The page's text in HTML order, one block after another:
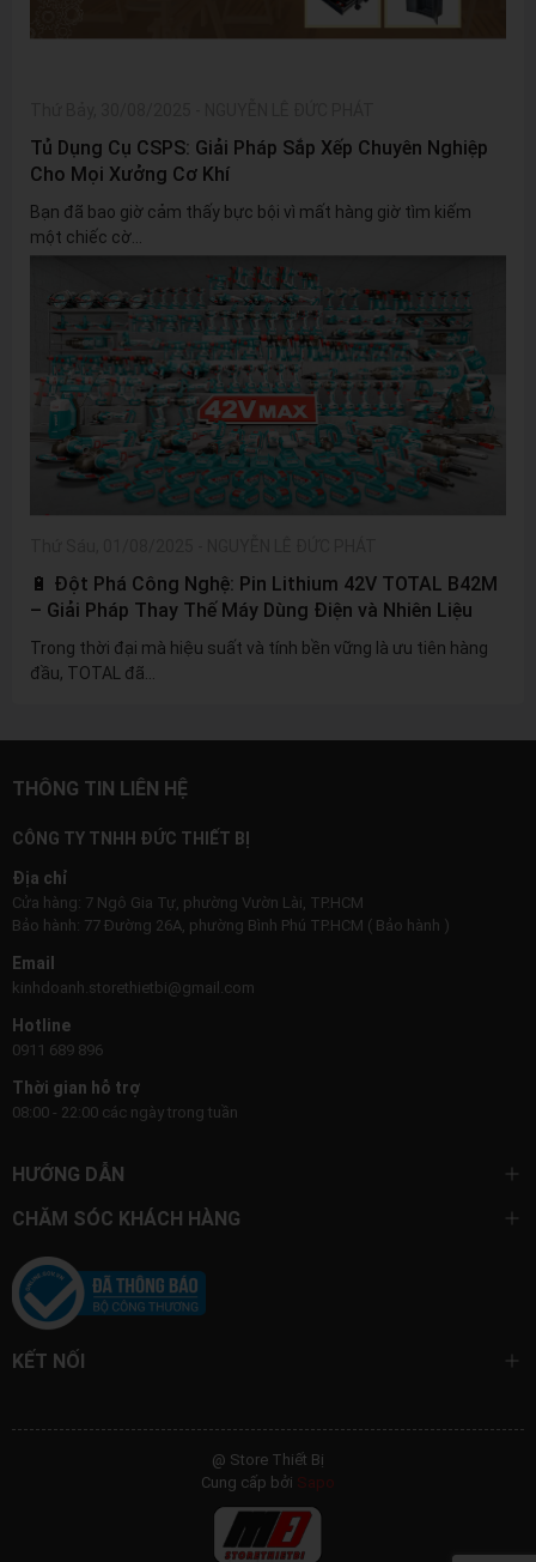
Tủ Dụng Cụ CSPS: Giải Pháp Sắp Xếp Chuyên Nghiệp
Cho Mọi Xưởng Cơ Khí
Bạn đã bao giờ cảm thấy bực bội vì mất hàng giờ tìm kiếm
một chiếc cờ...
🔋 Đột Phá Công Nghệ: Pin Lithium 42V TOTAL B42M
– Giải Pháp Thay Thế Máy Dùng Điện và Nhiên Liệu
Trong thời đại mà hiệu suất và tính bền vững là ưu tiên hàng
đầu, TOTAL đã...
THÔNG TIN LIÊN HỆ
CÔNG TY TNHH ĐỨC THIẾT BỊ
Địa chỉ
Cửa hàng: 7 Ngô Gia Tự, phường Vườn Lài, TP.HCM
Bảo hành: 77 Đường 26A, phường Bình Phú TP.HCM ( Bảo hành )
Email
kinhdoanh.storethietbi@gmail.com
Hotline
0911 689 896
Thời gian hỗ trợ
08:00 - 22:00 các ngày trong tuần
HƯỚNG DẪN
CHĂM SÓC KHÁCH HÀNG
KẾT NỐI
@ Store Thiết Bị
Cung cấp bởi Sapo